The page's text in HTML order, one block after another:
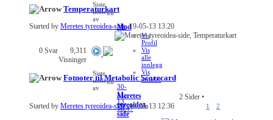
Siste
innlegg
av
Mod
Vis
Profil
Vis
alle
innlegg
Vis
artikler
30-
11-
13,
18:47
Temperaturkart
Started by Meretes tyreoidea-side, 19-05-13 13:20
0 Svar
9,311
Visninger
Siste
innlegg
av
Meretes
tyreoidea-
side
Fotnoter til Metabolic Scorecard
Started by Meretes tyreoidea-side, 19-05-13 12:36
2 Sider •
1 2